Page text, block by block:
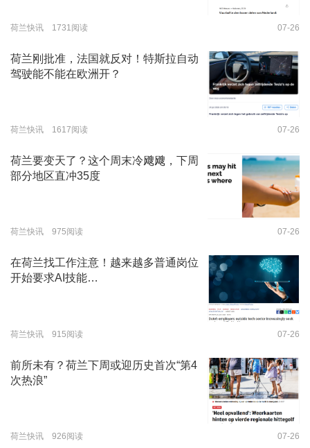
荷兰快讯 1731阅读 07-26
荷兰刚批准，法国就反对！特斯拉自动
驾驶能不能在欧洲开？
荷兰快讯 1617阅读 07-26
荷兰要变天了？这个周末冷飕飕，下周
部分地区直冲35度
荷兰快讯 975阅读 07-26
在荷兰找工作注意！越来越多普通岗位
开始要求AI技能…
荷兰快讯 915阅读 07-26
前所未有？荷兰下周或迎历史首次“第4
次热浪”
荷兰快讯 926阅读 07-26